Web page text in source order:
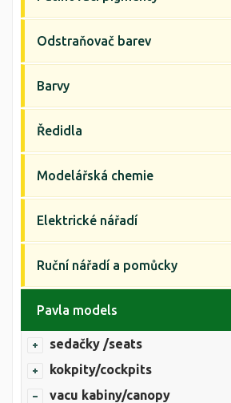
Odstraňovač barev
Barvy
Ředidla
Modelářská chemie
Elektrické nářadí
Ruční nářadí a pomůcky
Pavla models
sedačky /seats
kokpity/cockpits
vacu kabiny/canopy